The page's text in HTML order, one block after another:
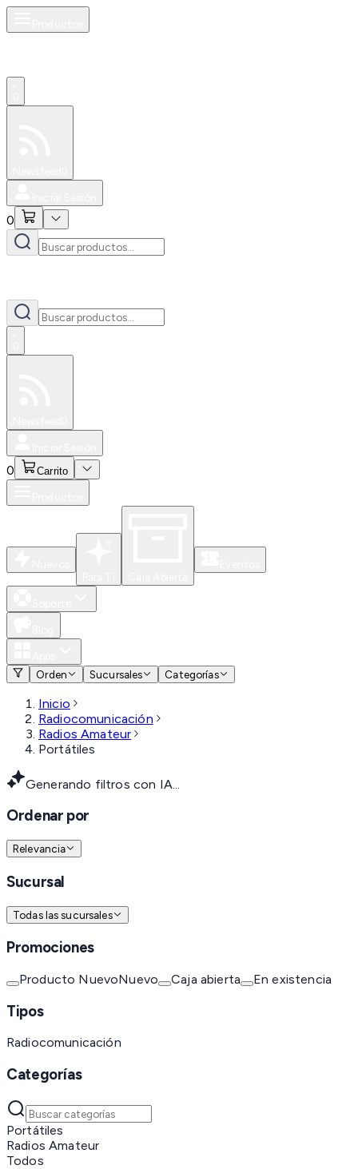
0
0 Carrito
Orden
Sucursales Categorías
Inicio
Radiocomunicación
Radios Amateur
Portátiles
Generando filtros con IA...
Ordenar por
Relevancia
Sucursal
Todas las sucursales
Promociones
Producto NuevoNuevo Caja abierta En existencia
Tipos
Radiocomunicación
Categorías
Portátiles
Radios Amateur
Todos